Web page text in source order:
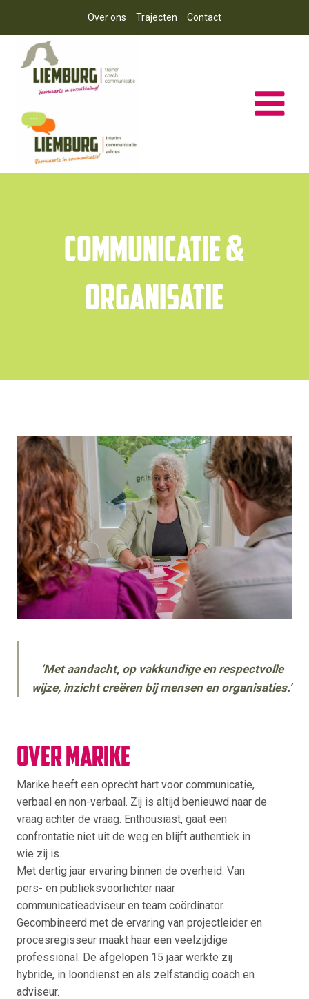
inhoud
Over ons Trajecten Contact
Communicatie &
Organisatie
‘Met aandacht, op vakkundige en respectvolle
wijze, inzicht creëren bij mensen en organisaties.’
Over Marike
Marike heeft een oprecht hart voor communicatie,
verbaal en non-verbaal. Zij is altijd benieuwd naar de
vraag achter de vraag. Enthousiast, gaat een
confrontatie niet uit de weg en blijft authentiek in
wie zij is.
Met dertig jaar ervaring binnen de overheid. Van
pers- en publieksvoorlichter naar
communicatieadviseur en team coördinator.
Gecombineerd met de ervaring van projectleider en
procesregisseur maakt haar een veelzijdige
professional. De afgelopen 15 jaar werkte zij
hybride, in loondienst en als zelfstandig coach en
adviseur.